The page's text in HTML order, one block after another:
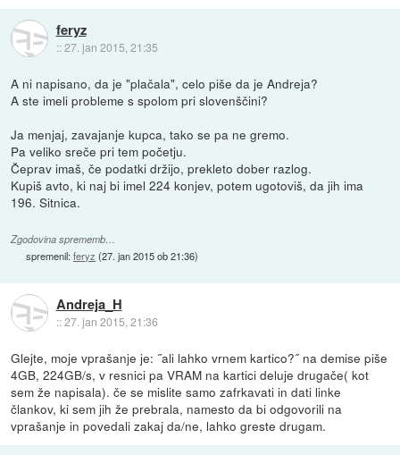
feryz
::27. jan 2015, 21:35
A ni napisano, da je "plačala", celo piše da je Andreja?
A ste imeli probleme s spolom pri slovenščini?
Ja menjaj, zavajanje kupca, tako se pa ne gremo.
Pa veliko sreče pri tem početju.
Čeprav imaš, če podatki držijo, prekleto dober razlog.
Kupiš avto, ki naj bi imel 224 konjev, potem ugotoviš, da jih ima
196. Sitnica.
Zgodovina sprememb…
spremenil:feryz (27. jan 2015 ob 21:36)
Andreja_H
::27. jan 2015, 21:36
Glejte, moje vprašanje je: ˝ali lahko vrnem kartico?˝ na demise piše
4GB, 224GB/s, v resnici pa VRAM na kartici deluje drugače( kot
sem že napisala). če se mislite samo zafrkavati in dati linke
člankov, ki sem jih že prebrala, namesto da bi odgovorili na
vprašanje in povedali zakaj da/ne, lahko greste drugam.